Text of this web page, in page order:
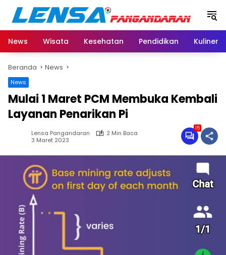
Langsung
konten
News
Wisata Kesehatan Pendidikan Kuliner
Beranda News
News
Mulai 1 Maret PCM Membuka Kembali
Layanan Penarikan Pi
Lensa Pangandaran
2 Min Baca
3 Maret 2023
15